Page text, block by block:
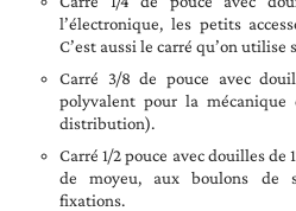
l’électronique, les petits
C’est aussi le carré qu’on utilise
Carré 3/8 de pouce avec
polyvalent pour la mécanique
distribution).
Carré 1/2 pouce avec douilles de
de moyeu, aux boulons de
fixations.